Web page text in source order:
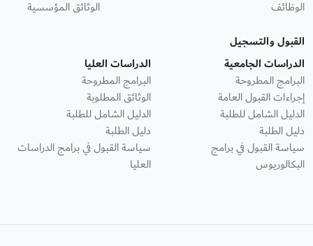
الوظائف
الوثائق المؤسسية
القبول والتسجيل
الدراسات الجامعية
البرامج المطروحة
إجراءات القبول العامة
الدليل الشامل للطلبة
دليل الطلبة
سياسة القبول في برامج
البكالوريوس
الدراسات العليا
البرامج المطروحة
الوثائق المطلوبة
الدليل الشامل للطلبة
دليل الطلبة
سياسة القبول في برامج الدراسات
العليا